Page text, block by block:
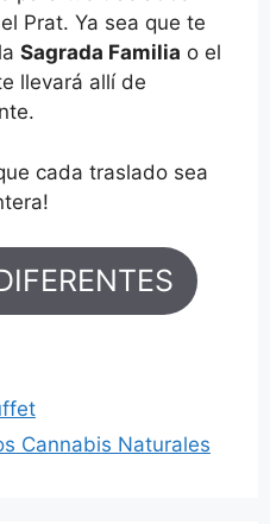
Prat. Ya sea que te
Sagrada Familia o el
llevará allí de
cada traslado sea
Cannabis Naturales